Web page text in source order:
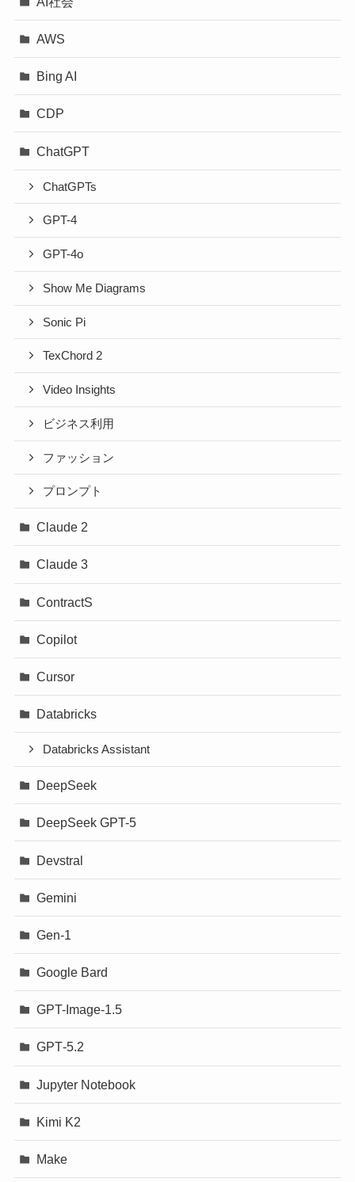
AWS
Bing AI
CDP
ChatGPT
ChatGPTs
GPT-4
GPT-4o
Show Me Diagrams
Sonic Pi
TexChord 2
Video Insights
ビジネス利用
ファッション
プロンプト
Claude 2
Claude 3
ContractS
Copilot
Cursor
Databricks
Databricks Assistant
DeepSeek
DeepSeek GPT-5
Devstral
Gemini
Gen-1
Google Bard
GPT-Image-1.5
GPT‐5.2
Jupyter Notebook
Kimi K2
Make